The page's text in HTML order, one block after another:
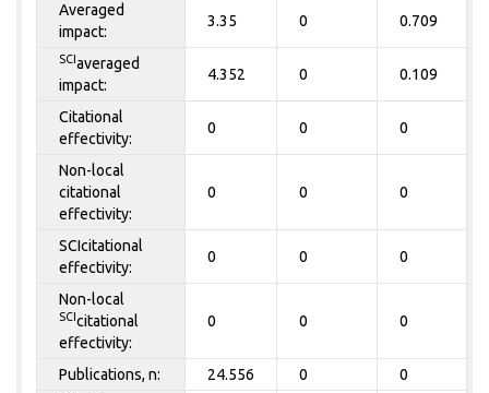
Averaged
impact:
3.35 0 0.709
SCIaveraged
impact:
4.352 0 0.109
Citational
effectivity:
0 0 0
Non-local
citational
effectivity:
0 0 0
SCIcitational
effectivity:
0 0 0
Non-local
SCIcitational
effectivity:
0 0 0
Publications, n: 24.556 0 0